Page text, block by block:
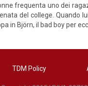
frequenta uno dei
del college. Quando
in Björn, il bad boy per
TDM Policy